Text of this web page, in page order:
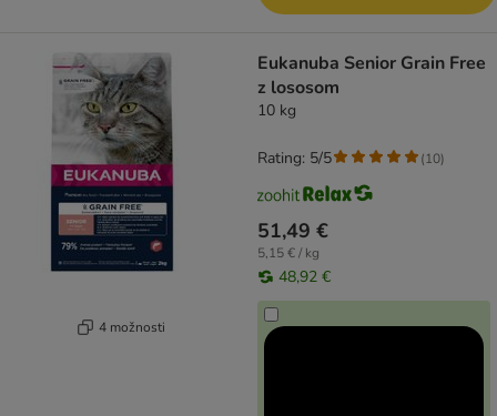
4 možnosti
Eukanuba Senior Grain Free
z lososom
10 kg
51,49 €
5,15 € / kg
48,92 €
Rating: 5/5 (10)